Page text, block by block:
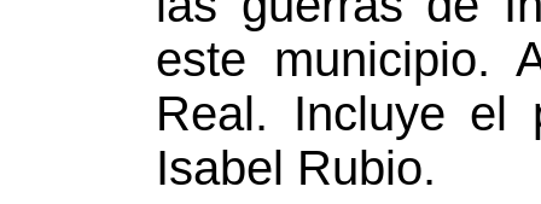
este municipio.
Real. Incluye el
Isabel Rubio.